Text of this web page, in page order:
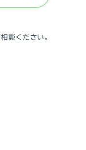
談ください。